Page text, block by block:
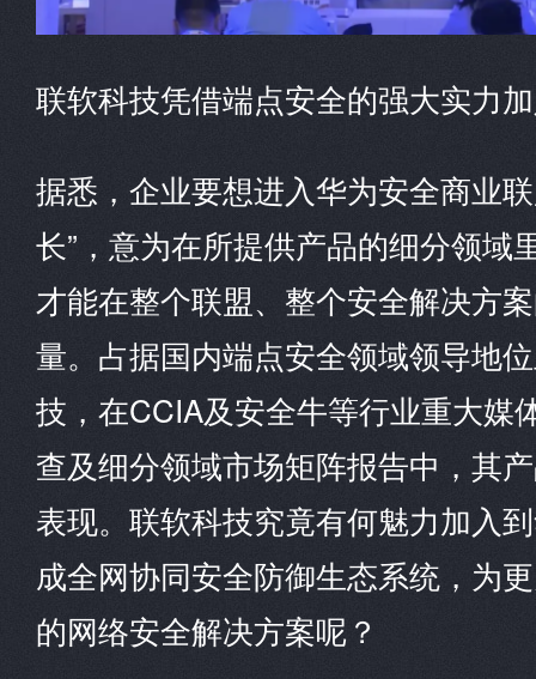
联软科技凭借端点安全的强大实力
据悉，企业要想进入华为安全商业
长”，意为在所提供产品的细分领域
才能在整个联盟、整个安全解决方
量。占据国内端点安全领域领导地
技，在CCIA及安全牛等行业重大媒
查及细分领域市场矩阵报告中，其
表现。联软科技究竟有何魅力加入
成全网协同安全防御生态系统，为
的网络安全解决方案呢？